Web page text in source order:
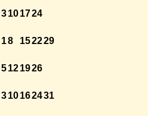
3101724
18 152229
5121926
310162431